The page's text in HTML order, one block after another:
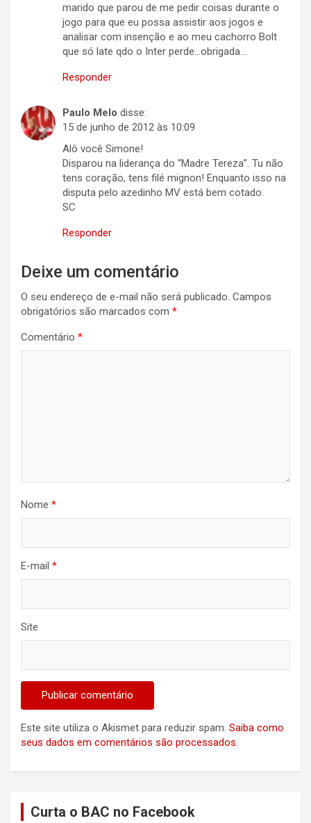
marido que parou de me pedir coisas durante o
jogo para que eu possa assistir aos jogos e
analisar com insenção e ao meu cachorro Bolt
que só late qdo o Inter perde…obrigada…
Responder
Paulo Melo disse:
15 de junho de 2012 às 10:09
Alô você Simone!
Disparou na liderança do “Madre Tereza”. Tu não
tens coração, tens filé mignon! Enquanto isso na
disputa pelo azedinho MV está bem cotado.
SC
Responder
Deixe um comentário
O seu endereço de e-mail não será publicado. Campos
obrigatórios são marcados com *
Comentário *
Nome *
E-mail *
Site
Este site utiliza o Akismet para reduzir spam. Saiba como
seus dados em comentários são processados.
Curta o BAC no Facebook